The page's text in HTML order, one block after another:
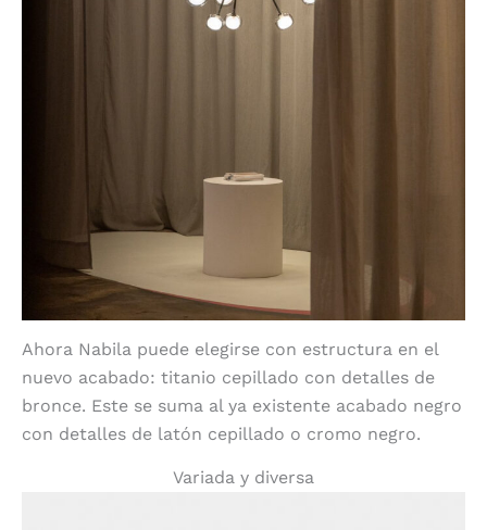
Ahora Nabila puede elegirse con estructura en el
nuevo acabado: titanio cepillado con detalles de
bronce. Este se suma al ya existente acabado negro
con detalles de latón cepillado o cromo negro.
Variada y diversa